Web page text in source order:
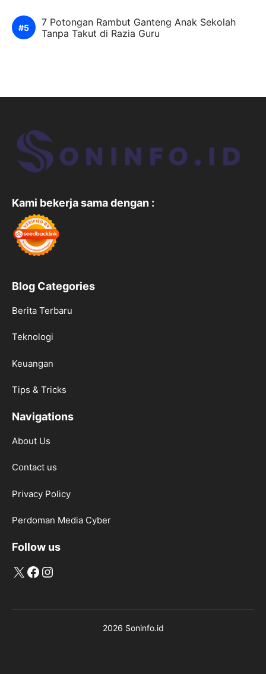
7 Potongan Rambut Ganteng Anak Sekolah
Tanpa Takut di Razia Guru
Kami bekerja sama dengan :
Blog Categories
Berita Terbaru
Teknologi
Keuangan
Tips & Tricks
Navigations
About Us
Contact us
Privacy Policy
Perdoman Media Cyber
Follow us
X Facebook
Instagram
2026 Soninfo.id